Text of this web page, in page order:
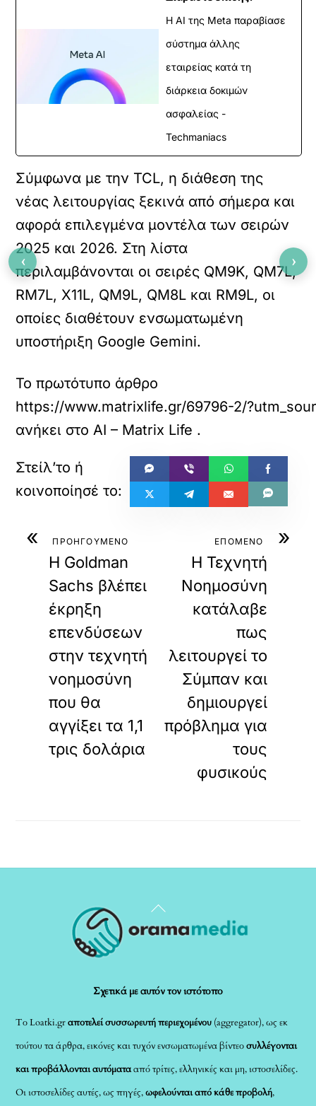
Η AI της Meta παραβίασε
σύστημα άλλης
εταιρείας κατά τη
διάρκεια δοκιμών
ασφαλείας -
Techmaniacs
Σύμφωνα με την TCL, η διάθεση της
νέας λειτουργίας ξεκινά από σήμερα και
αφορά επιλεγμένα μοντέλα των σειρών
2025 και 2026. Στη λίστα
περιλαμβάνονται οι σειρές QM9K, QM7L,
RM7L, X11L, QM9L, QM8L και RM9L, οι
οποίες διαθέτουν ενσωματωμένη
υποστήριξη Google Gemini.
Το πρωτότυπο άρθρο
https://www.matrixlife.gr/69796-2/
ανήκει στο AI – Matrix Life .
« ΠΡΟΗΓΟΥΜΕΝΟ
Η Goldman
Sachs βλέπει
έκρηξη
επενδύσεων
στην τεχνητή
νοημοσύνη
που θα
αγγίξει τα 1,1
τρις δολάρια
»
ΕΠΟΜΕΝΟ
H Τεχνητή
Νοημοσύνη
κατάλαβε
πως
λειτουργεί το
Σύμπαν και
δημιουργεί
πρόβλημα για
τους
φυσικούς
Back
To
Σχετικά με αυτόν τον ιστότοπο
Το Loatki.grαποτελεί συσσωρευτή περιεχομένου (aggregator), ως εκ
τούτου τα άρθρα, εικόνες και τυχόν ενσωματωμένα βίντεοσυλλέγονται
και προβάλλονται αυτόματααπό τρίτες, ελληνικές και μη, ιστοσελίδες.
Οι ιστοσελίδες αυτές, ως πηγές,ωφελούνται από κάθε προβολή,
‹ ›